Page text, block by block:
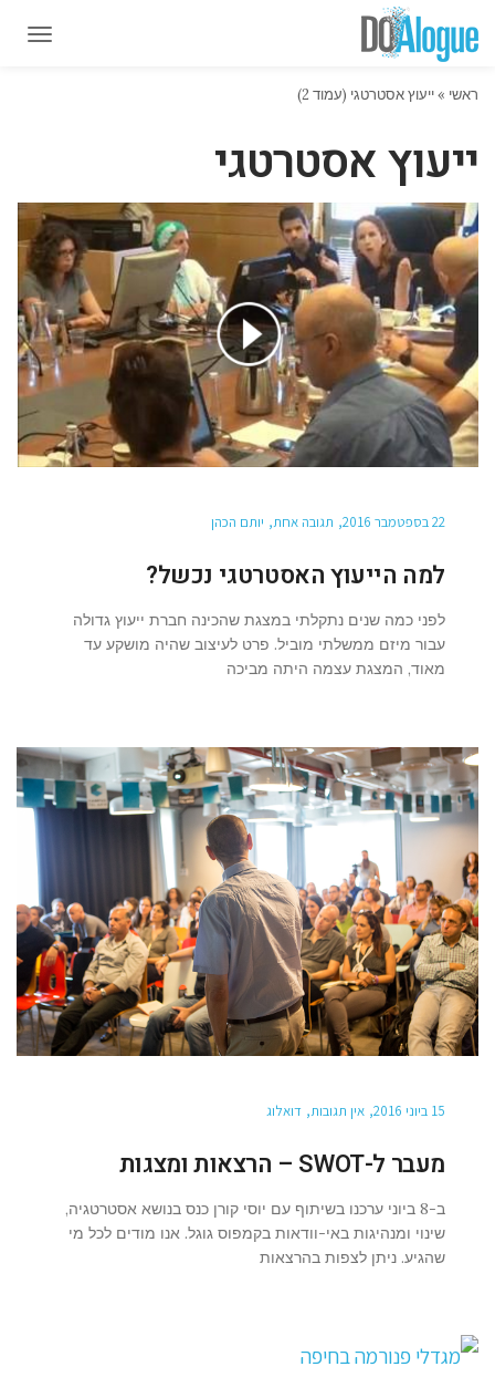
ראשי »ייעוץ אסטרטגי (עמוד 2)
ייעוץ אסטרטגי
22 בספטמבר 2016 תגובה אחת יותם הכהן
למה הייעוץ האסטרטגי נכשל?
לפני כמה שנים נתקלתי במצגת שהכינה חברת ייעוץ גדולה
עבור מיזם ממשלתי מוביל. פרט לעיצוב שהיה מושקע עד
מאוד, המצגת עצמה היתה מביכה
15 ביוני 2016 אין תגובות דואלוג
מעבר ל-SWOT – הרצאות ומצגות
ב-8 ביוני ערכנו בשיתוף עם יוסי קורן כנס בנושא אסטרטגיה,
שינוי ומנהיגות באי-וודאות בקמפוס גוגל. אנו מודים לכל מי
שהגיע. ניתן לצפות בהרצאות